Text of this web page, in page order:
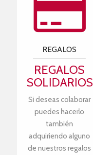
REGALOS
REGALOS
SOLIDARIOS
Si deseas colaborar
puedes hacerlo
también
adquiriendo alguno
de nuestros regalos